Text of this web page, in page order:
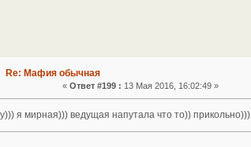
Re: Мафия обычная
«Ответ #199 : 13 Мая 2016, 16:02:49 »
я мирная))) ведущая напутала что то)) прикольно)))